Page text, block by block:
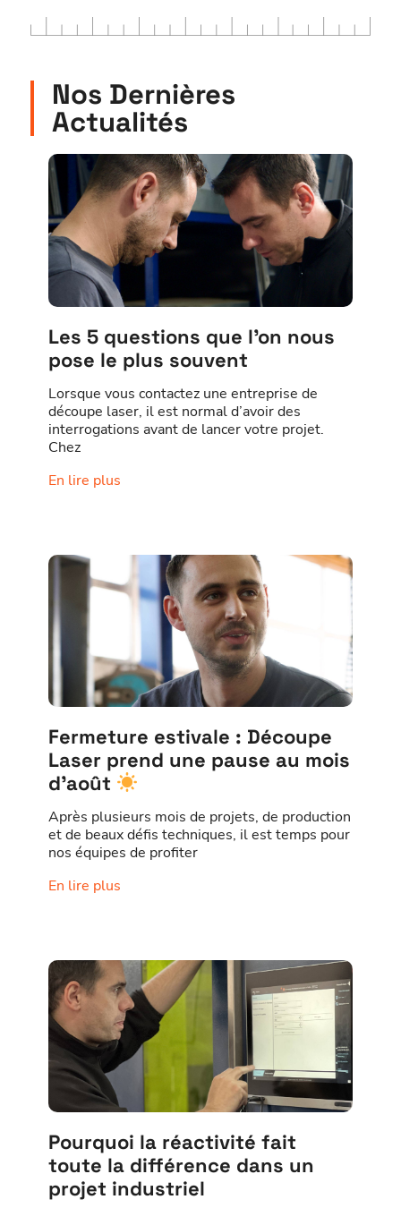
Nos Dernières
Actualités
Les 5 questions que l’on nous
pose le plus souvent
Lorsque vous contactez une entreprise de
découpe laser, il est normal d’avoir des
interrogations avant de lancer votre projet.
Chez
En lire plus
Fermeture estivale : Découpe
Laser prend une pause au mois
d’août
Après plusieurs mois de projets, de production
et de beaux défis techniques, il est temps pour
nos équipes de profiter
En lire plus
Pourquoi la réactivité fait
toute la différence dans un
projet industriel